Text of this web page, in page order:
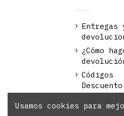
Entregas
¿Cómo
Códigos
Descuento
Usamos cookies para